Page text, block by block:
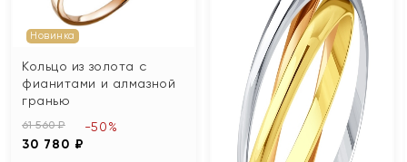
Новинка
Кольцо из золота с
фианитами и алмазной
гранью
61 560 ₽
30 780 ₽
-50%